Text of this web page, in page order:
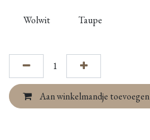
Wolwit Taupe
Aan winkelmandje toevoegen